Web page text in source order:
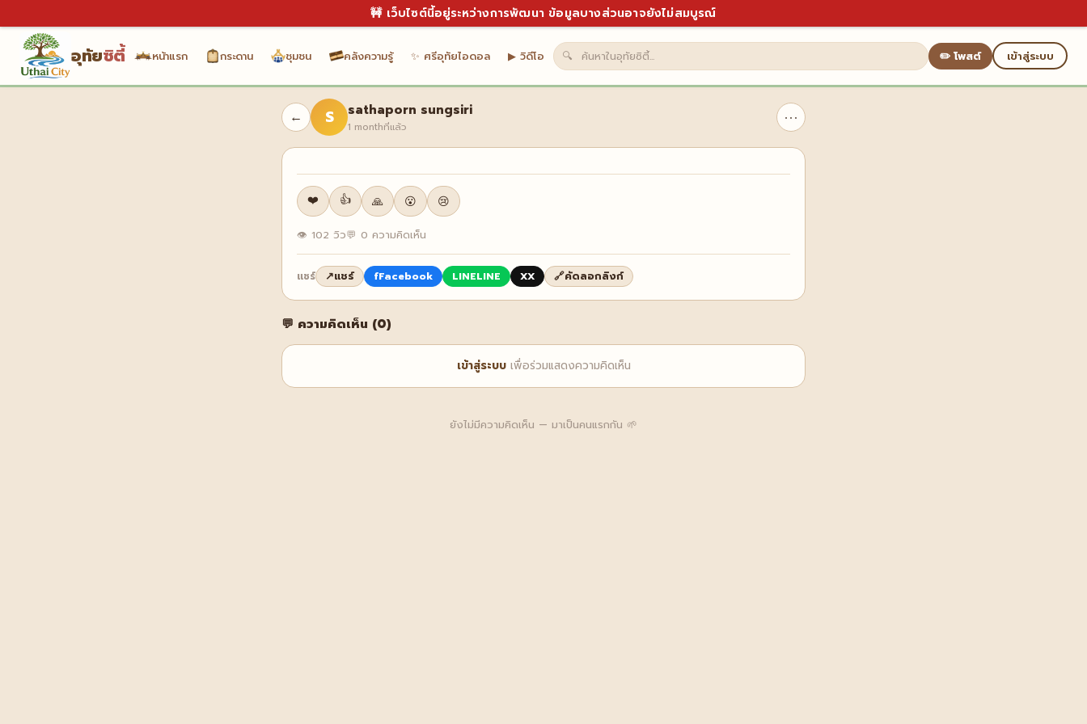
🚧 เว็บไซต์นี้อยู่ระหว่างการพัฒนา ข้อมูลบางส่วนอาจยังไม่สมบูรณ์
อุทัยซิตี้ หน้าแรก กระดาน ชุมชน คลังความรู้ ✨ ศรีอุทัยไอดอล ▶ วิดีโอ 🔍 ✏️ โพสต์ เข้าสู่ระบบ
← S sathaporn sungsiri
1 monthที่แล้ว ⋯
❤️ 👍 🙏 😮 😢
👁 102 วิว💬 0 ความคิดเห็น
แชร์ ↗แชร์ fFacebook LINELINE XX 🔗คัดลอกลิงก์
💬 ความคิดเห็น (0)
เข้าสู่ระบบเพื่อร่วมแสดงความคิดเห็น
ยังไม่มีความคิดเห็น — มาเป็นคนแรกกัน 🌱